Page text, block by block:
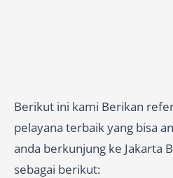
Berikut ini kami Berikan
pelayana terbaik yang bisa
anda berkunjung ke Jakarta
sebagai berikut: